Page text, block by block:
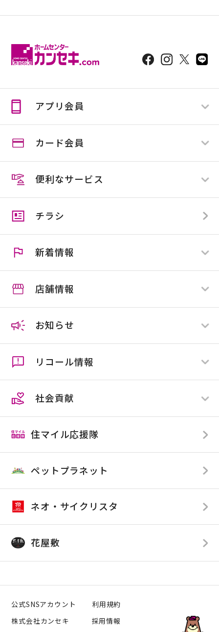
住マイル応援隊
ペットプラネット
ネオ・サイクリスタ
花屋敷
アプリ会員
ログイン
新規登録
スマイルカード会員の方
スマイルカード会員でない方
アプリ会員とは
クーポン
カード会員
スマイルカード
スマイルビジネスカード
カンセキカード
便利なサービス
スマイル便
住マイル応援隊
施工協力業者様募集
スマイルカウンター
チラシ
新着情報
すべて
全店舗
店舗限定
店舗情報
ホームセンター
ペットプラネット
ネオ・サイクリスタ
花屋敷
お知らせ
すべて
全店舗
店舗限定
リコール情報
すべて
全店舗
店舗限定
社会貢献
TOP
SDGsへの取り組み
カンセキが応援している企業様
カンセキが提供している番組
公式SNSアカウント
利用規約
株式会社カンセキ
採用情報